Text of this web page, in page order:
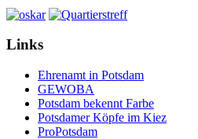
Links
Ehrenamt in Potsdam
GEWOBA
Potsdam bekennt Farbe
Potsdamer Köpfe im Kiez
ProPotsdam